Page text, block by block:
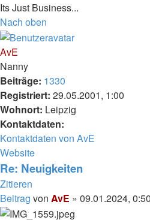
Its Just Business...
Nach oben
AvE
Nanny
Beiträge: 1330
Registriert: 29.05.2001, 1:00
Wohnort: Leipzig
Kontaktdaten:
Kontaktdaten von AvE
Website
Re: Neuigkeiten
Zitieren
Beitrag von AvE » 09.01.2024, 0:50